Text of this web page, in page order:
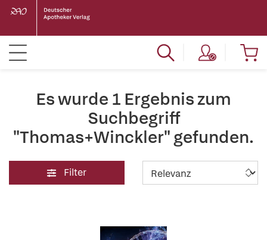
Es wurde 1 Ergebnis zum
Suchbegriff
"Thomas+Winckler" gefunden.
Filter